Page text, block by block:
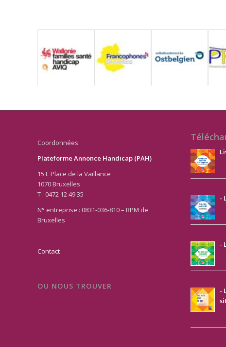
Coordonnées
Plateforme Annonce Handicap (PAH)
15 E Place de la Vaillance
1070 Bruxelles
T : 0472 12 49 35
N° entreprise : 0831-036-810 – RPM de
Bruxelles
Contact
OU NOUS TROUVER
-
-
-